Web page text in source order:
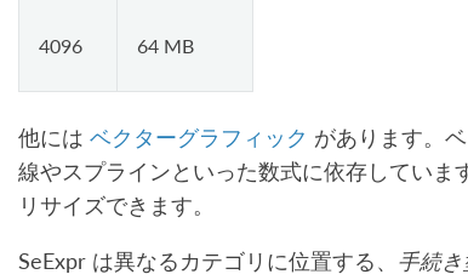
4096 64 MB
他には ベクターグラフィック があります。
線やスプラインといった数式に依存してい
リサイズできます。
SeExpr は異なるカテゴリに位置する、 手続